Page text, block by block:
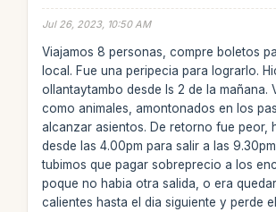
Jul 26, 2023, 10:50 AM
Viajamos 8 personas, compre boletos
local. Fue una peripecia para lograrlo.
ollantaytambo desde ls 2 de la mañana.
como animales, amontonados en los
alcanzar asientos. De retorno fue peor,
desde las 4.00pm para salir a las
tubimos que pagar sobreprecio a los
poque no habia otra salida, o era
calientes hasta el dia siguiente y perde